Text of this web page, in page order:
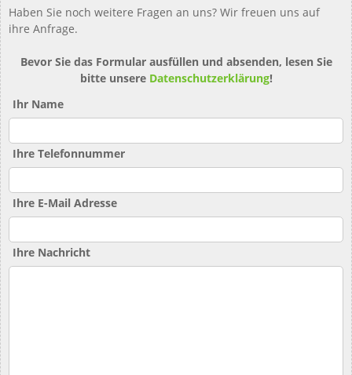
Haben Sie noch weitere Fragen an uns? Wir freuen uns auf
ihre Anfrage.
Bevor Sie das Formular ausfüllen und absenden, lesen Sie
bitte unsere Datenschutzerklärung!
Ihr Name
Ihre Telefonnummer
Ihre E-Mail Adresse
Ihre Nachricht